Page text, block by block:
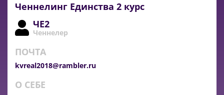
Ченнелинг Единства 2 курс
ЧЕ2
Ченнелер
ПОЧТА
kvreal2018@rambler.ru
О СЕБЕ